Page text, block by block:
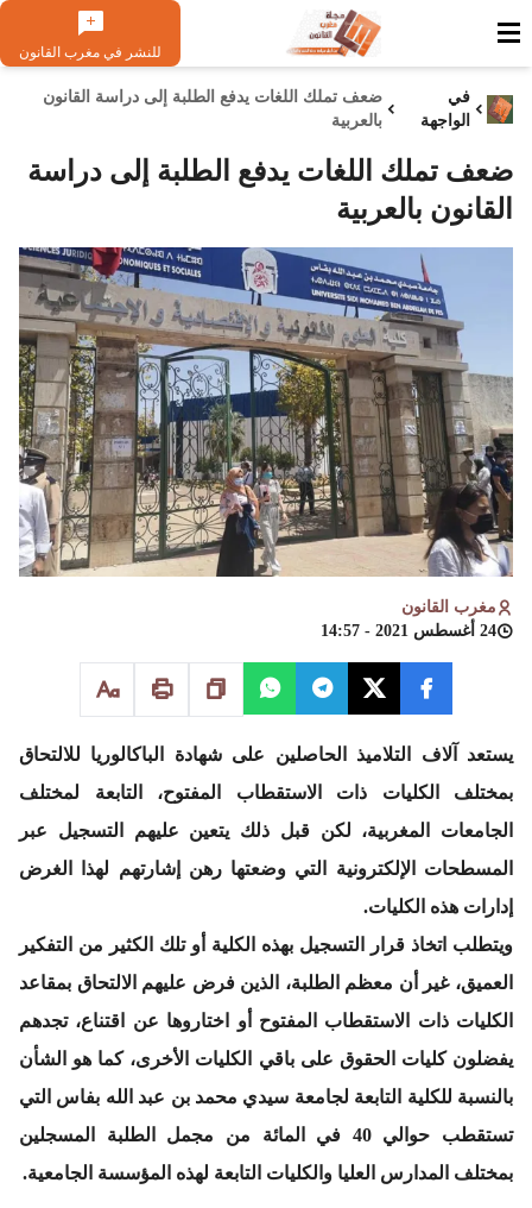
للنشر في مغرب القانون
في
الواجهة
ضعف تملك اللغات يدفع الطلبة إلى دراسة القانون
بالعربية
ضعف تملك اللغات يدفع الطلبة إلى دراسة
القانون بالعربية
مغرب القانون
24 أغسطس 2021 - 14:57
يستعد آلاف التلاميذ الحاصلين على شهادة الباكالوريا للالتحاق
بمختلف الكليات ذات الاستقطاب المفتوح، التابعة لمختلف
الجامعات المغربية، لكن قبل ذلك يتعين عليهم التسجيل عبر
المسطحات الإلكترونية التي وضعتها رهن إشارتهم لهذا الغرض
إدارات هذه الكليات.
ويتطلب اتخاذ قرار التسجيل بهذه الكلية أو تلك الكثير من التفكير
العميق، غير أن معظم الطلبة، الذين فرض عليهم الالتحاق بمقاعد
الكليات ذات الاستقطاب المفتوح أو اختاروها عن اقتناع، تجدهم
يفضلون كليات الحقوق على باقي الكليات الأخرى، كما هو الشأن
بالنسبة للكلية التابعة لجامعة سيدي محمد بن عبد الله بفاس التي
تستقطب حوالي 40 في المائة من مجمل الطلبة المسجلين
بمختلف المدارس العليا والكليات التابعة لهذه المؤسسة الجامعية.